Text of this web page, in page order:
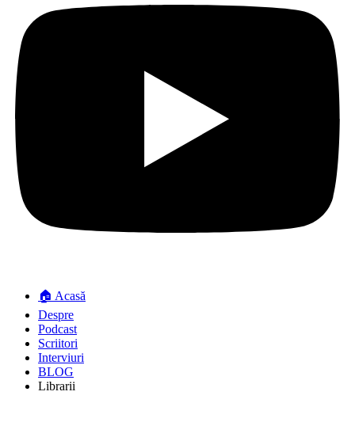
🏠 Acasă
Despre
Podcast
Scriitori
Interviuri
BLOG
Librarii